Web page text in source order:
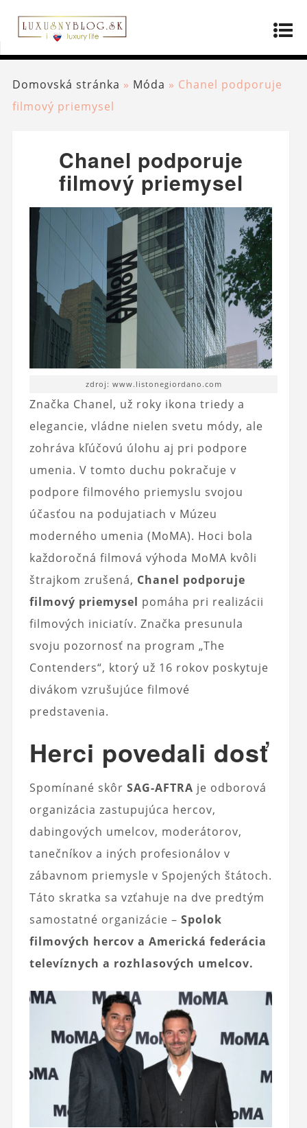
Domovská stránka » Móda » Chanel podporuje
filmový priemysel
Chanel podporuje
filmový priemysel
zdroj: www.listonegiordano.com
Značka Chanel, už roky ikona triedy a
elegancie, vládne nielen svetu módy, ale
zohráva kľúčovú úlohu aj pri podpore
umenia. V tomto duchu pokračuje v
podpore filmového priemyslu svojou
účasťou na podujatiach v Múzeu
moderného umenia (MoMA). Hoci bola
každoročná filmová výhoda MoMA kvôli
štrajkom zrušená, Chanel podporuje
filmový priemysel pomáha pri realizácii
filmových iniciatív. Značka presunula
svoju pozornosť na program „The
Contenders“, ktorý už 16 rokov poskytuje
divákom vzrušujúce filmové
predstavenia.
Herci povedali dosť
Spomínané skôr SAG-AFTRA je odborová
organizácia zastupujúca hercov,
dabingových umelcov, moderátorov,
tanečníkov a iných profesionálov v
zábavnom priemysle v Spojených štátoch.
Táto skratka sa vzťahuje na dve predtým
samostatné organizácie – Spolok
filmových hercov a Americká federácia
televíznych a rozhlasových umelcov.